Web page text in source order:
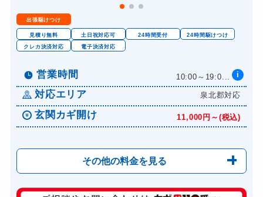
出張駆けつけ
見積り無料 土日祝対応可 24時間受付
24時間駆けつけ
クレカ決済対応
電子決済対応
営業時間 10:00～19:0... i
対応エリア 泉北郡対応
玄関カギ開け 11,000円～(税込)
その他の料金を見る